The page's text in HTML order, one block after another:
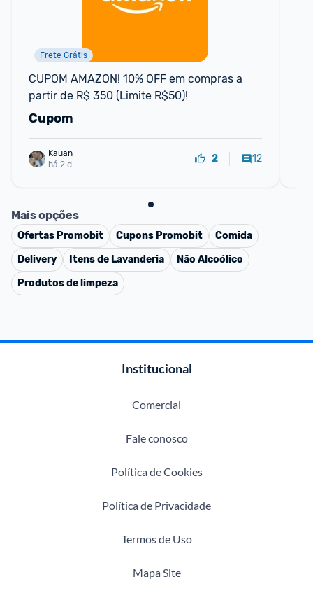
Frete Grátis
CUPOM AMAZON! 10% OFF em compras a
partir de R$ 350 (Limite R$50)!
Cupom
Kauan
há 2 d
2 12
Mais opções
Ofertas Promobit Cupons Promobit
Comida
Delivery
Itens de Lavanderia
Não Alcoólico
Produtos de limpeza
Institucional
Comercial
Fale conosco
Política de Cookies
Política de Privacidade
Termos de Uso
Mapa Site